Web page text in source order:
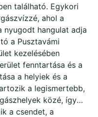
található. Egykori
ahol a
nyugodt hangulat adja
a Pusztavámi
kezelésében
fenntartása és a
a helyiek és a
a legismertebb,
közé, így
a csendet, a